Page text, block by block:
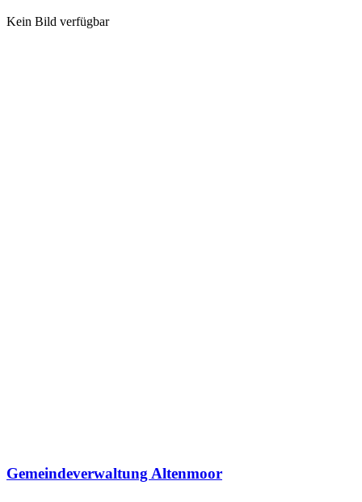
Kein Bild verfügbar
Gemeindeverwaltung Altenmoor